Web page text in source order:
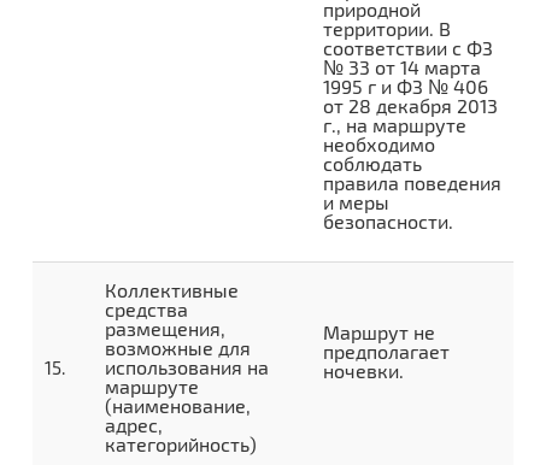
природной
территории. В
соответствии с ФЗ
№ 33 от 14 марта
1995 г и ФЗ № 406
от 28 декабря 2013
г., на маршруте
необходимо
соблюдать
правила поведения
и меры
безопасности.
Коллективные
средства
размещения,
возможные для
использования на
маршруте
(наименование,
адрес,
категорийность)
Маршрут не
предполагает
ночевки.